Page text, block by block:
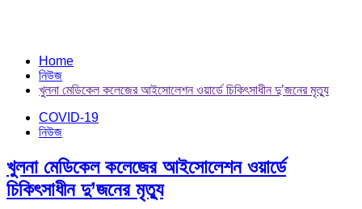
Home
নিউজ
খুলনা মেডিকেল কলেজের আইসোলেশন ওয়ার্ডে চিকিৎসাধীন দু’জনের মৃত্যু
COVID-19
নিউজ
খুলনা মেডিকেল কলেজের আইসোলেশন ওয়ার্ডে
চিকিৎসাধীন দু’জনের মৃত্যু